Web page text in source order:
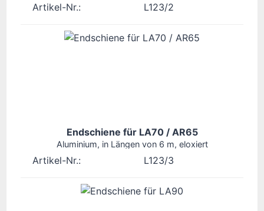
Artikel-Nr.: L123/2
Endschiene für LA70 / AR65
Aluminium, in Längen von 6 m, eloxiert
Artikel-Nr.: L123/3